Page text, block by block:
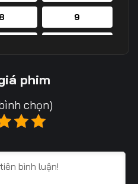
8 9
phim
chọn)